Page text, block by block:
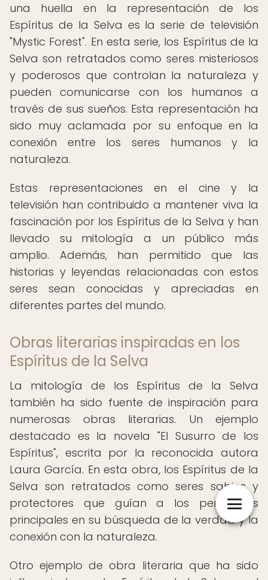
una huella en la representación de los
Espíritus de la Selva es la serie de televisión
"Mystic Forest". En esta serie, los Espíritus de la
Selva son retratados como seres misteriosos
y poderosos que controlan la naturaleza y
pueden comunicarse con los humanos a
través de sus sueños. Esta representación ha
sido muy aclamada por su enfoque en la
conexión entre los seres humanos y la
naturaleza.
Estas representaciones en el cine y la
televisión han contribuido a mantener viva la
fascinación por los Espíritus de la Selva y han
llevado su mitología a un público más
amplio. Además, han permitido que las
historias y leyendas relacionadas con estos
seres sean conocidas y apreciadas en
diferentes partes del mundo.
Obras literarias inspiradas en los
Espíritus de la Selva
La mitología de los Espíritus de la Selva
también ha sido fuente de inspiración para
numerosas obras literarias. Un ejemplo
destacado es la novela "El Susurro de los
Espíritus", escrita por la reconocida autora
Laura García. En esta obra, los Espíritus de la
Selva son retratados como seres sabios y
protectores que guían a los personajes
principales en su búsqueda de la verdad y la
conexión con la naturaleza.
Otro ejemplo de obra literaria que ha sido